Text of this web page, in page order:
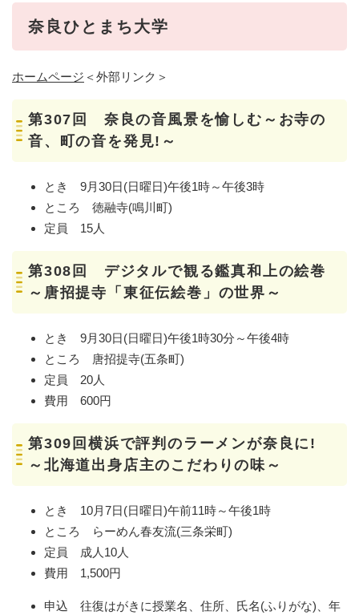
奈良ひとまち大学
ホームページ ＜外部リンク＞
第307回 奈良の音風景を愉しむ～お寺の
音、町の音を発見!～
とき 9月30日(日曜日)午後1時～午後3時
ところ 徳融寺(鳴川町)
定員 15人
第308回 デジタルで観る鑑真和上の絵巻
～唐招提寺「東征伝絵巻」の世界～
とき 9月30日(日曜日)午後1時30分～午後4時
ところ 唐招提寺(五条町)
定員 20人
費用 600円
第309回横浜で評判のラーメンが奈良に!
～北海道出身店主のこだわりの味～
とき 10月7日(日曜日)午前11時～午後1時
ところ らーめん春友流(三条栄町)
定員 成人10人
費用 1,500円
申込 往復はがきに授業名、住所、氏名(ふりがな)、年